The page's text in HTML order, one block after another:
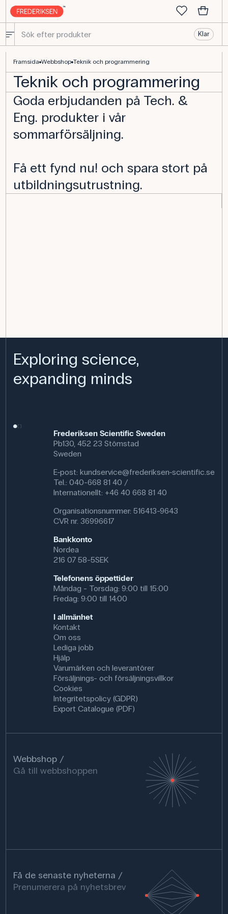
Klar
Framsida Webbshop Teknik och programmering
Teknik och programmering
Goda erbjudanden på Tech. &
Eng. produkter i vår
sommarförsäljning.
Få ett fynd nu! och spara stort på
utbildningsutrustning.
Exploring science,
expanding minds
Frederiksen Scientific Sweden
Pb130, 452 23 Stömstad
Sweden
E-post: kundservice@frederiksen-scientific.se
Tel.: 040-668 81 40 /
Internationellt: +46 40 668 81 40
Organisationsnummer: 516413-9643
CVR nr. 36996617
Bankkonto
Nordea
216 07 58-5SEK
Telefonens öppettider
Måndag - Torsdag: 9:00 till 15:00
Fredag: 9:00 till 14:00
I allmänhet
Kontakt
Om oss
Lediga jobb
Hjälp
Varumärken och leverantörer
Försäljnings- och försäljningsvillkor
Cookies
Integritetspolicy (GDPR)
Export Catalogue (PDF)
Webbshop
Gå till webbshoppen
Få de senaste nyheterna
Prenumerera på nyhetsbrev